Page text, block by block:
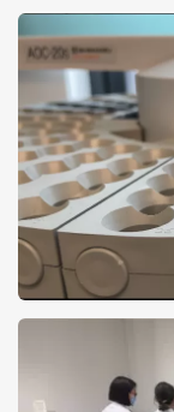
생산 및 판매 시스템
저우 시에 위치한 신
단 장비와 뛰어난 기
는 300명 이상이고
율 생산을 달성했습
준 관리에 적합합니
용에 들어갑니다.. ...